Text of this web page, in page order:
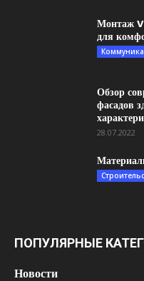
Монтаж
для
Обзор
фасадов
28.07.2022
ПОПУЛЯРНЫЕ
Новости